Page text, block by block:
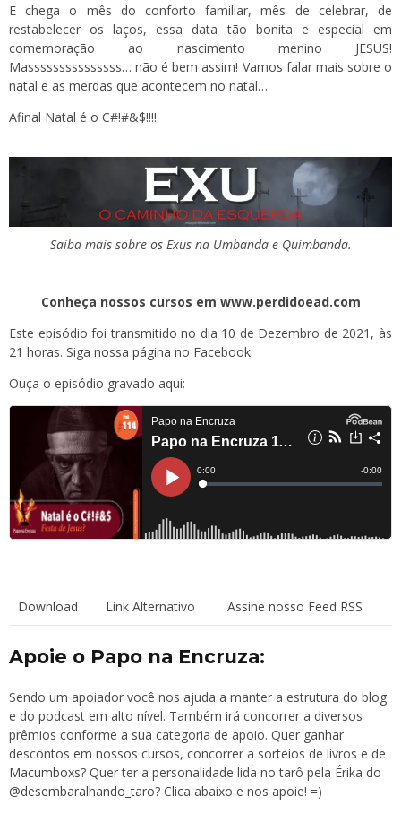
E chega o mês do conforto familiar, mês de celebrar, de
restabelecer os laços, essa data tão bonita e especial em
comemoração ao nascimento menino JESUS!
Masssssssssssssss… não é bem assim! Vamos falar mais sobre o
natal e as merdas que acontecem no natal…
Afinal Natal é o C#!#&$!!!!
Saiba mais sobre os Exus na Umbanda e Quimbanda.
Conheça nossos cursos em www.perdidoead.com
Este episódio foi transmitido no dia 10 de Dezembro de 2021, às
21 horas. Siga nossa página no Facebook.
Ouça o episódio gravado aqui:
Download Link Alternativo Assine nosso Feed RSS
Apoie o Papo na Encruza:
Sendo um apoiador você nos ajuda a manter a estrutura do blog
e do podcast em alto nível. Também irá concorrer a diversos
prêmios conforme a sua categoria de apoio. Quer ganhar
descontos em nossos cursos, concorrer a sorteios de livros e de
Macumboxs? Quer ter a personalidade lida no tarô pela Érika do
@desembaralhando_taro? Clica abaixo e nos apoie! =)